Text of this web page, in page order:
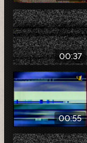
00:37
00:55